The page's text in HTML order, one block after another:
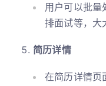
用户可以批量
排面试等，大
简历详情
在简历详情页